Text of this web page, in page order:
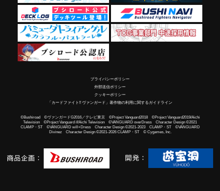
プライバシーポリシー
外部送信ポリシー
クッキーポリシー
「カードファイト!! ヴァンガード」著作物の利用に関するガイドライン
©Bushiroad ©ヴァンガードG2016／テレビ東京 ©Project Vanguard2018 ©Project Vanguard2019/Aichi
Television ©Project Vanguard if/Aichi Television ©VANGUARD overDress Character Design ©2021
CLAMP・ST ©VANGUARD will+Dress Character Design ©2021-2023 CLAMP・ST ©VANGUARD
Divinez Character Design ©2021-2026 CLAMP・ST © Cygames, Inc.